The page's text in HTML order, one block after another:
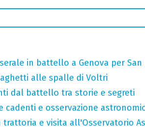
in battello a Genova per San
alle spalle di Voltri
dal battello tra storie e segreti
cadenti e osservazione
trattoria e visita all'Osservatorio